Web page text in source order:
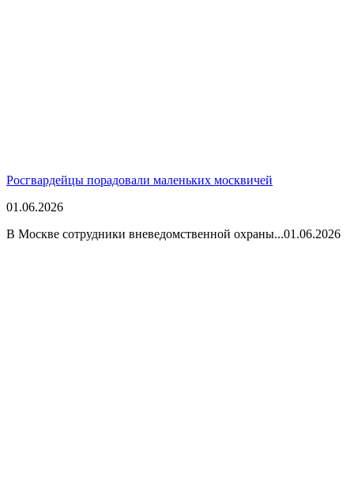
Росгвардейцы порадовали маленьких москвичей
01.06.2026
В Москве сотрудники вневедомственной охраны...01.06.2026